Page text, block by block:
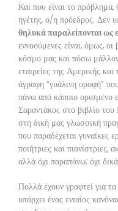
Και που είναι το
ηγέτης, ο/η πρόεδρος. Δεν
θηλυκά παραλείπονται ως
εννοούμενες είναι, όμως, οι
κόσμο μας και πόσω
εταιρείες της Αμερικής
άγραφη “γυάλινη οροφή”
πάνω από κάποιο ορισμένο
Σαραντάκος στο βιβλίο
στη δική μας γλωσσική
που παραδέχεται γυναίκες
ποιήτριες και πιανίστριες,
αλλά όχι παραπάνω: όχι
Πολλά έχουν γραφτεί για
υπάρχει ένας ενιαίος